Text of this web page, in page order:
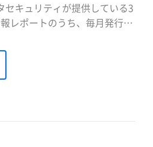
セキュリティが提供している3
レポートのうち、毎月発行さ
性関連のオプーン情報である
ているWeb脆弱性の項目をも
ペンタセキュリティのR&Dセ